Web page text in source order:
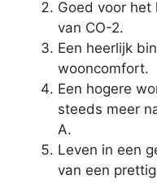
Goed voor
van CO-2.
Een heerlijk
wooncomfort.
Een hogere
steeds meer
A.
Leven in een
van een